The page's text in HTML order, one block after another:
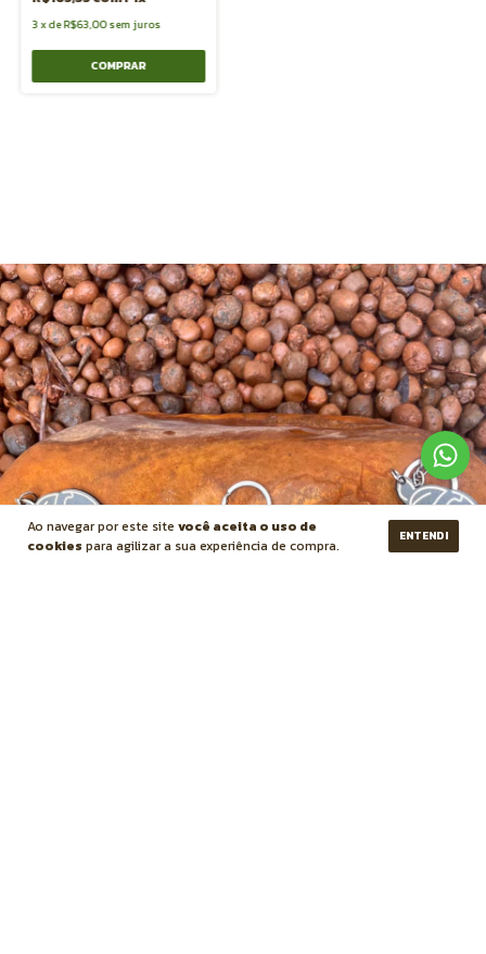
Ao navegar por este site você aceita o uso de
cookies para agilizar a sua experiência de compra.
ENTENDI
3xdeR$63,00 sem juros
COMPRAR